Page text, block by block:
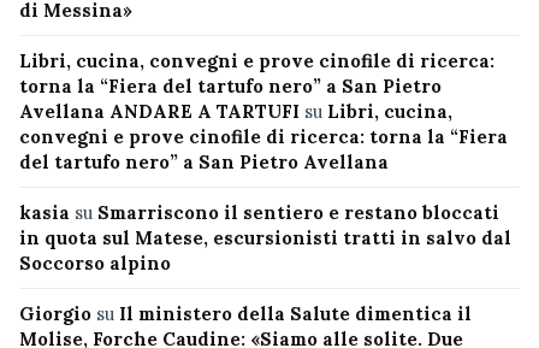
di Messina»
Libri, cucina, convegni e prove cinofile di ricerca:
torna la “Fiera del tartufo nero” a San Pietro
Avellana ANDARE A TARTUFI su Libri, cucina,
convegni e prove cinofile di ricerca: torna la “Fiera
del tartufo nero” a San Pietro Avellana
kasia su Smarriscono il sentiero e restano bloccati
in quota sul Matese, escursionisti tratti in salvo dal
Soccorso alpino
Giorgio su Il ministero della Salute dimentica il
Molise, Forche Caudine: «Siamo alle solite. Due